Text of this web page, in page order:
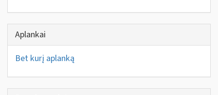
Aplankai
Bet kurį aplanką